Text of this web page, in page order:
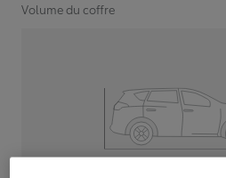
Volume du coffre